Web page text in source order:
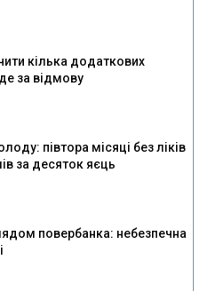
кілька додаткових
за відмову
півтора місяці без ліків
за десяток яєць
повербанка: небезпечна